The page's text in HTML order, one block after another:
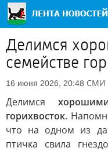
Делимся
семействе
16 июня 2026, 20:48 СМИ
Делимся
горихвосток.
что на одном из
птичка свила